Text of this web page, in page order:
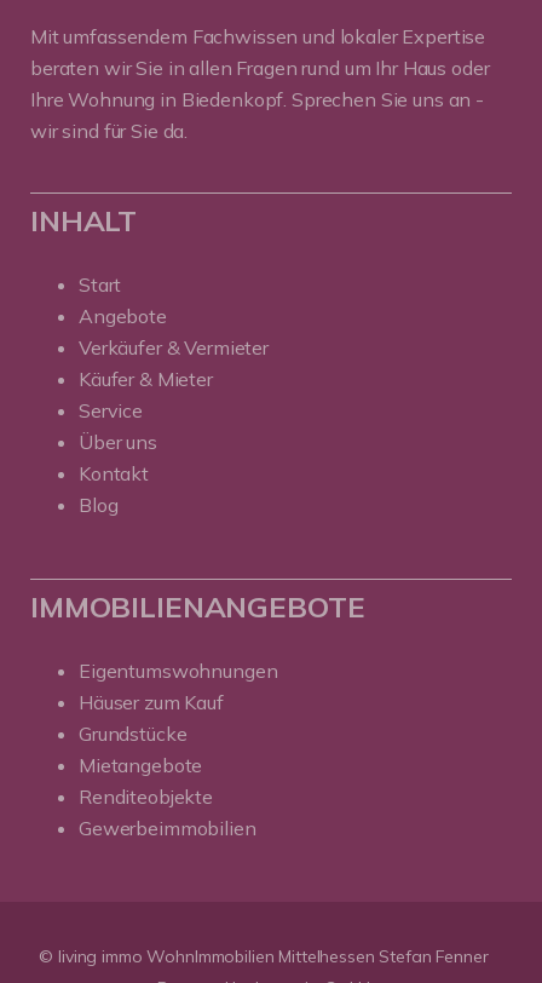
Mit umfassendem Fachwissen und lokaler Expertise
beraten wir Sie in allen Fragen rund um Ihr Haus oder
Ihre Wohnung in Biedenkopf. Sprechen Sie uns an -
wir sind für Sie da.
INHALT
Start
Angebote
Verkäufer & Vermieter
Käufer & Mieter
Service
Über uns
Kontakt
Blog
IMMOBILIENANGEBOTE
Eigentumswohnungen
Häuser zum Kauf
Grundstücke
Mietangebote
Renditeobjekte
Gewerbeimmobilien
© living immo WohnImmobilien Mittelhessen Stefan Fenner